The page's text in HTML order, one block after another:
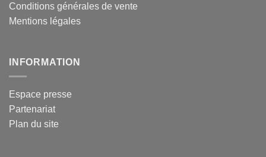
Conditions générales de vente
Mentions légales
INFORMATION
Espace presse
Partenariat
Plan du site